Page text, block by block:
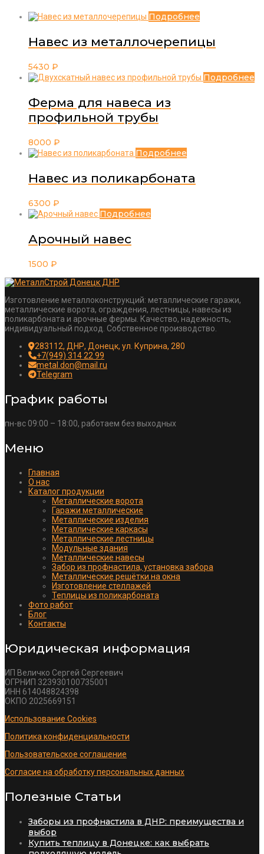
Подробнее
Навес из металлочерепицы
5430 ₽
Подробнее
Ферма для навеса из
профильной трубы
8000 ₽
Подробнее
Навес из поликарбоната
6300 ₽
Подробнее
Арочный навес
1500 ₽
Изготовление металлоконструкций: металлические гаражи,
металлические ворота, ограждения, лестницы, навесы из
поликарбоната и арочные фермы. Качество, надежность,
индивидуальный подход. Собственное производство.
283112, ДНР, Донецк, ул. Куприна, 280
+7(949) 314 22 99
metal.don@mail.ru
Telegram
График работы
пн-вс 09:00 – 18:00, работаем без выходных
Меню
Главная
О нас
Каталог продукции
Металлические ворота
Гаражи металлические
Металлические изделия
Металлические каркасы
Металлические лестницы
Модульные здания
Металлические навесы
Забор из профнастила, установка забора
Металлические решётки на окна
Изготовление стеллажей
Теплицы из поликарбоната
Фото работ
Блог
Контакты
Юридическая информация
ИП Величко Сергей Сергеевич
ОГРНИП 323930100735001
ИНН 614048824398
ОКПО 2025669151
Использование Cookies
Политика конфиденциальности
Пользовательское соглашение
Согласие на обработку персональных данных
Полезные Статьи
Заборы из профнастила в ДНР: преимущества и
выбор
Купить теплицу в Донецке: как выбрать